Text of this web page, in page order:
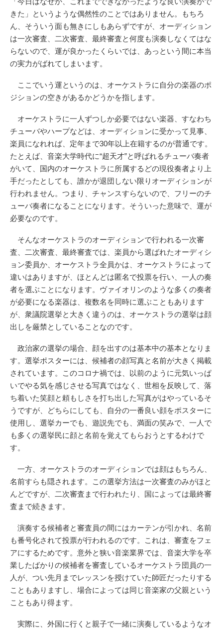
きた」というような偶然性のことではありません。もちろ
ん、そういう面も無きにしもあらずですが、オーディション
は一次審査、二次審査、最終審査と何度も演奏しなくてはな
らないので、運が良かったくらいでは、あっという間に本当
の実力がばれてしまいます。
ここでいう運というのは、オーケストラに自分の楽器のポ
ジションの空きがあるかどうかを指します。
オーケストラに一人ずつしか必要ではない楽器、すなわち
チューバやハープなどは、オーディションに受かって見事、
楽員になれれば、定年まで30年以上在籍するのが普通です。
たとえば、音楽大学時代に“超天才”と呼ばれるチューバ奏者
がいて、国内のオーケストラに所属するどの現役奏者より上
手だったとしても、誰かが退団しない限りオーディションが
行われません。つまり、チャンスすらないので、フリーのチ
ューバ奏者になることになります。そういった意味で、運が
必要なのです。
そんなオーケストラのオーディションで行われる一次審
査、二次審査、最終審査では、楽員から選ばれたオーディシ
ョン委員か、オーケストラ全員かは、オーケストラによって
違いはありますが、ほとんどは匿名で投票を行い、一人の奏
者を選ぶことになります。ヴァイオリンのような多くの奏者
が必要になる楽器は、複数名を同時に選ぶこともあります
が、衆議院選挙と大きく違うのは、オーケストラの選挙は顔
出しを厳禁としていることなのです。
政治家の選挙の場合、顔を出すのは基本中の基本となりま
す。選挙ポスターには、候補者の顔写真と名前が大きく掲載
されています。このコロナ禍では、以前のように元気いっぱ
いでやる気を感じさせる写真ではなく、世相を反映して、落
ち着いた笑顔と頼もしさを打ち出した写真がはやっているそ
うですが、どちらにしても、自分の一番良い顔をポスターに
使用し、選挙カーでも、遊説先でも、満面の笑みで、一人で
も多くの選挙民に顔と名前を覚えてもらおうとするわけで
す。
一方、オーケストラのオーディションでは顔はもちろん、
名前すらも隠されます。この選挙方法は一次審査のみがほと
んどですが、二次審査まで行われたり、国によっては最終審
査まで続きます。
演奏する候補者と審査員の間にはカーテンが引かれ、名前
も番号化されて投票が行われるのです。これは、審査をフェ
アにするためです。意外と狭い音楽業界では、音楽大学を卒
業したばかりの候補者を審査しているオーケストラ団員の一
人が、つい先月までレッスンを授けていた師匠だったりする
こともありますし、場合によっては同じ音楽家の父親という
こともあり得ます。
実際に、外国に行くと親子で一緒に演奏しているようなオ